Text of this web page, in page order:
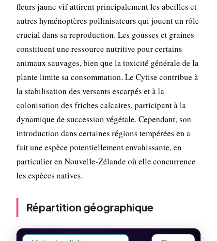
fleurs jaune vif attirent principalement les abeilles et
autres hyménoptères pollinisateurs qui jouent un rôle
crucial dans sa reproduction. Les gousses et graines
constituent une ressource nutritive pour certains
animaux sauvages, bien que la toxicité générale de la
plante limite sa consommation. Le Cytise contribue à
la stabilisation des versants escarpés et à la
colonisation des friches calcaires, participant à la
dynamique de succession végétale. Cependant, son
introduction dans certaines régions tempérées en a
fait une espèce potentiellement envahissante, en
particulier en Nouvelle-Zélande où elle concurrence
les espèces natives.
Répartition géographique